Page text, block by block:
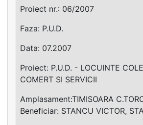
Proiect nr.: 06/2007
Faza: P.U.D.
Data: 07.2007
Proiect: P.U.D. - LOCUINTE
COMERT SI SERVICII
Amplasament:TIMISOARA
Beneficiar: STANCU VICTOR,